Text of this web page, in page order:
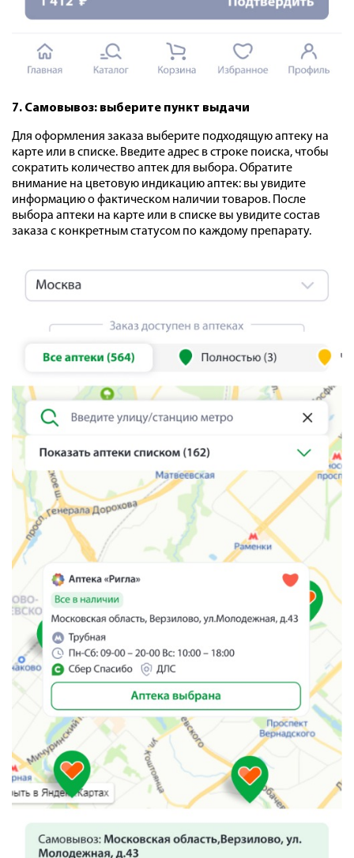
7. Самовывоз: выберите пункт выдачи
Для оформления заказа выберите подходящую аптеку на
карте или в списке. Введите адрес в строке поиска, чтобы
сократить количество аптек для выбора. Обратите
внимание на цветовую индикацию аптек: вы увидите
информацию о фактическом наличии товаров. После
выбора аптеки на карте или в списке вы увидите состав
заказа с конкретным статусом по каждому препарату.